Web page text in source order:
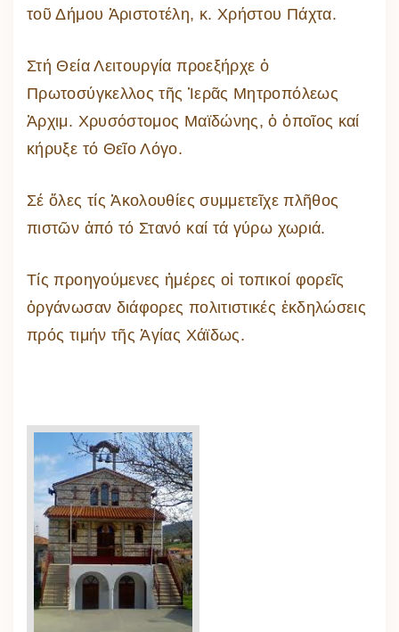
τοῦ Δήμου Ἀριστοτέλη, κ. Χρήστου Πάχτα.
Στή Θεία Λειτουργία προεξήρχε ὁ
Πρωτοσύγκελλος τῆς Ἱερᾶς Μητροπόλεως
Ἀρχιμ. Χρυσόστομος Μαϊδώνης, ὁ ὁποῖος καί
κήρυξε τό Θεῖο Λόγο.
Σέ ὅλες τίς Ἀκολουθίες συμμετεῖχε πλῆθος
πιστῶν ἀπό τό Στανό καί τά γύρω χωριά.
Τίς προηγούμενες ἡμέρες οἱ τοπικοί φορεῖς
ὀργάνωσαν διάφορες πολιτιστικές ἐκδηλώσεις
πρός τιμήν τῆς Ἁγίας Χάϊδως.